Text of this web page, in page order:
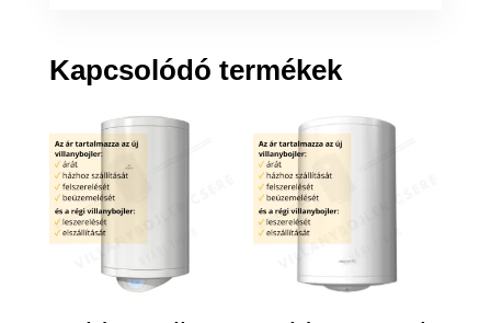
Kapcsolódó termékek